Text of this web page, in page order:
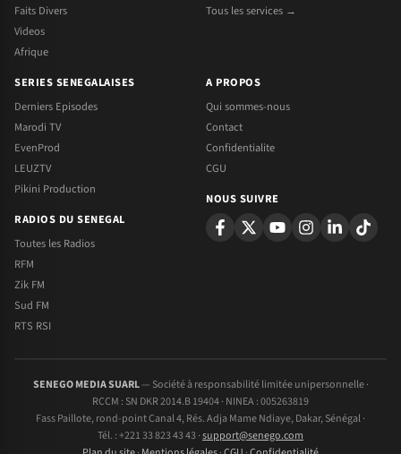
Faits Divers
Videos
Afrique
Tous les services →
SERIES SENEGALAISES
Derniers Episodes
Marodi TV
EvenProd
LEUZTV
Pikini Production
RADIOS DU SENEGAL
Toutes les Radios
RFM
Zik FM
Sud FM
RTS RSI
A PROPOS
Qui sommes-nous
Contact
Confidentialite
CGU
NOUS SUIVRE
SENEGO MEDIA SUARL— Société à responsabilité limitée unipersonnelle ·
RCCM : SN DKR 2014.B 19404 · NINEA : 005263819
Fass Paillote, rond-point Canal 4, Rés. Adja Mame Ndiaye, Dakar, Sénégal ·
Tél. : +221 33 823 43 43 ·support@senego.com